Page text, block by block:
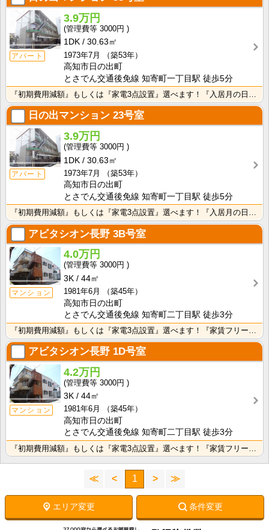
アパート
3.9万円
3000円
1DK
30.63㎡
1973年7月
（築53年）
高知市日の出町
とさでん交通後免線 知寄町一丁目駅 徒歩5分
日の出マンション 23号室
アパート
3.9万円
3000円
1DK
30.63㎡
1973年7月
（築53年）
高知市日の出町
とさでん交通後免線 知寄町一丁目駅 徒歩5分
アビタシオン長野 3B号室
マンション
4.0万円
3000円
3K
44㎡
1981年6月
（築45年）
高知市日の出町
とさでん交通後免線 知寄町二丁目駅 徒歩3分
アビタシオン長野 1D号室
マンション
4.2万円
3000円
3K
44㎡
1981年6月
（築45年）
高知市日の出町
とさでん交通後免線 知寄町二丁目駅 徒歩3分
≪ < 1 > ≫
エリア変更 条件変更